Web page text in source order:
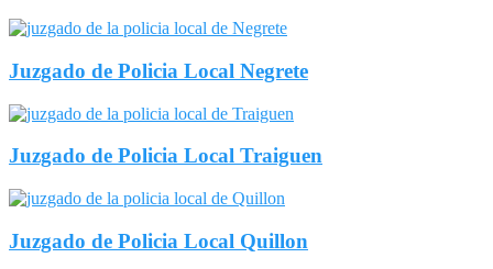
Juzgado de Policia Local Negrete
Juzgado de Policia Local Traiguen
Juzgado de Policia Local Quillon